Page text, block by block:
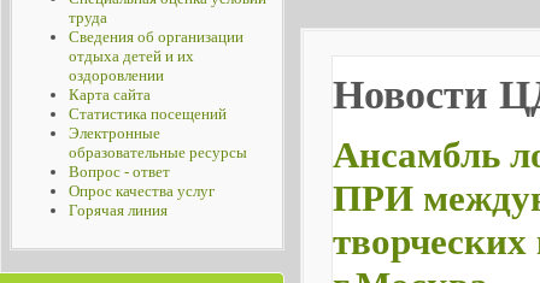
труда
Сведения об организации
отдыха детей и их
оздоровлении
Карта сайта
Статистика посещений
Электронные
образовательные ресурсы
Вопрос - ответ
Опрос качества услуг
Горячая линия
Новости
Ансамбль
ПРИ